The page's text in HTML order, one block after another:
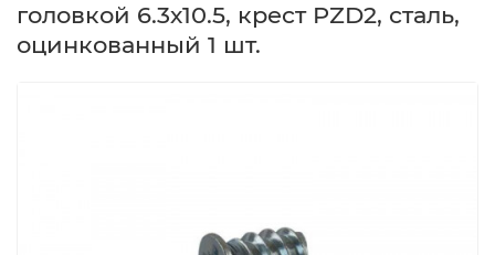
головкой 6.3х10.5, крест PZD2, сталь,
оцинкованный 1 шт.